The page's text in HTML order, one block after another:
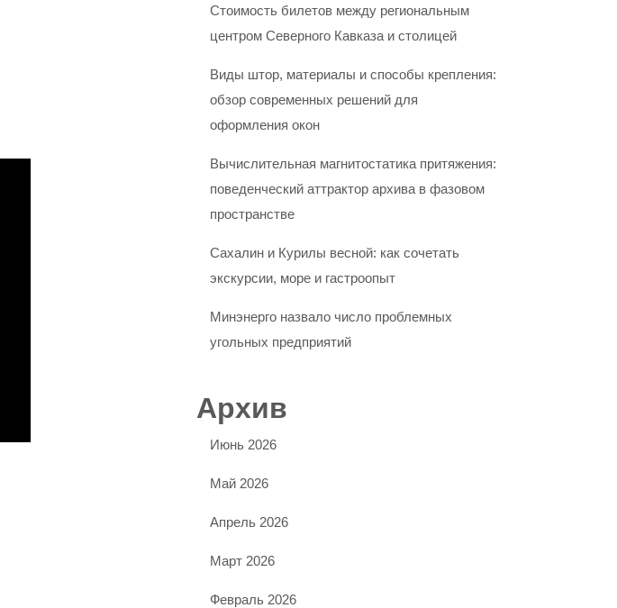
Стоимость билетов между региональным
центром Северного Кавказа и столицей
Виды штор, материалы и способы крепления:
обзор современных решений для
оформления окон
Вычислительная магнитостатика притяжения:
поведенческий аттрактор архива в фазовом
пространстве
Сахалин и Курилы весной: как сочетать
экскурсии, море и гастроопыт
Минэнерго назвало число проблемных
угольных предприятий
Архив
Июнь 2026
Май 2026
Апрель 2026
Март 2026
Февраль 2026